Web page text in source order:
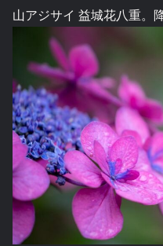
山アジサイ 益城花八重。